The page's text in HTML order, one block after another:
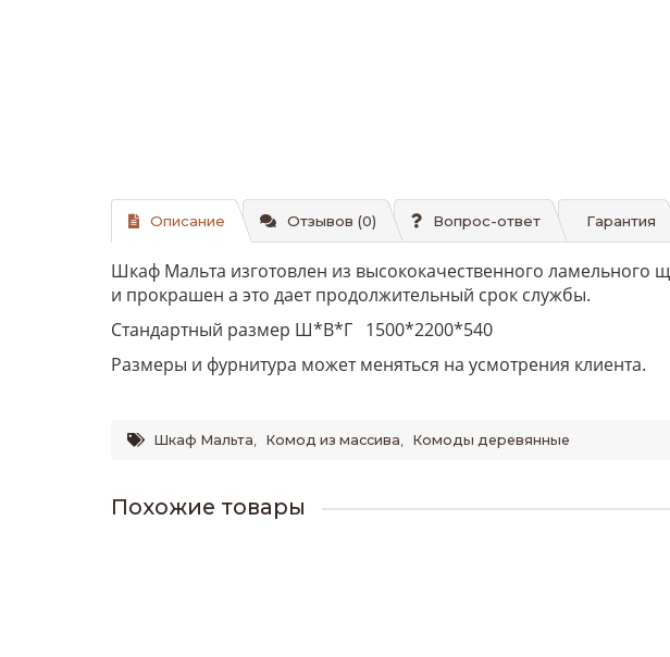
Описание Отзывов (0) Вопрос-ответ Гарантия
Шкаф Мальта изготовлен из высококачественного
и прокрашен а это дает продолжительный срок службы.
Стандартный размер Ш*В*Г 1500*2200*540
Размеры и фурнитура может меняться на усмотрения клиента.
Шкаф Мальта, Комод из массива, Комоды деревянные
Похожие товары